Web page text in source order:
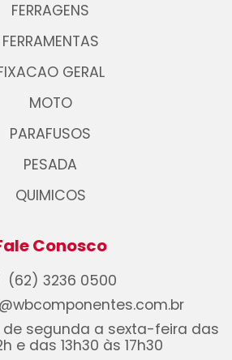
FERRAGENS
FERRAMENTAS
GERAL
MOTO
PARAFUSOS
PESADA
QUIMICOS
Conosco
(62) 3236 0500
segunda a sexta-feira das
e das 13h30 às 17h30